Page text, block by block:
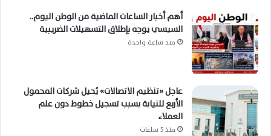
أهم أخبار الساعات الماضية من الوطن اليوم..
السيسي يوجه بإطلاق التسهيلات الضريبية
منذ ساعة واحدة
عاجل «تنظيم الاتصالات» يُحيل شركات المحمول
الأربع للنيابة بسبب تسجيل خطوط دون علم
العملاء
منذ 5 ساعات